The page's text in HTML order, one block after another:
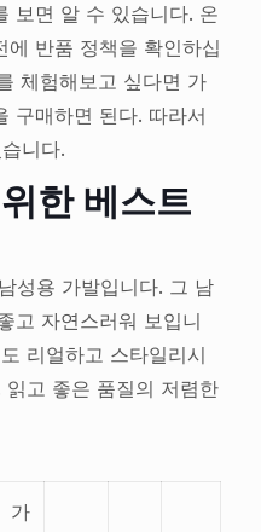
보면 알 수 있습니다. 온
에 반품 정책을 확인하십
체험해보고 싶다면 가
구매하면 된다. 따라서
니다.
한 베스트
성용 가발입니다. 그 남
고 자연스러워 보입니
리얼하고 스타일리시
고 좋은 품질의 저렴한
가